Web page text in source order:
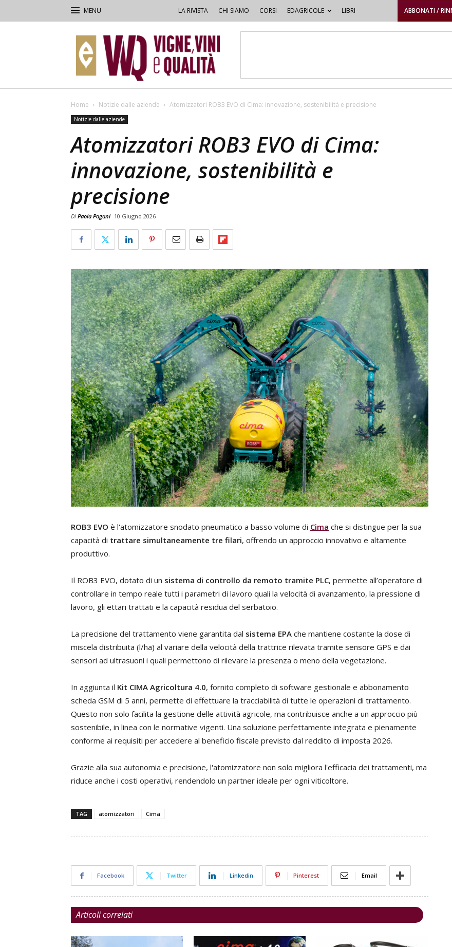
LA RIVISTA CHI SIAMO CORSI EDAGRICOLE LIBRI ABBONATI /
–
Vigne,
Vini
&
Home Notizie dalle aziende Atomizzatori ROB3 EVO di Cima: innovazione, sostenibilità e precisione
Notizie dalle aziende
Atomizzatori ROB3 EVO di Cima:
innovazione, sostenibilità e
precisione
Di Paola Pagani 10 Giugno 2026
ROB3 EVO è l'atomizzatore snodato pneumatico a basso volume di Cima che si distingue per la sua
capacità di trattare simultaneamente tre filari, offrendo un approccio innovativo e altamente
produttivo.
Il ROB3 EVO, dotato di un sistema di controllo da remoto tramite PLC, permette all’operatore di
controllare in tempo reale tutti i parametri di lavoro quali la velocità di avanzamento, la pressione di
lavoro, gli ettari trattati e la capacità residua del serbatoio.
La precisione del trattamento viene garantita dal sistema EPA che mantiene costante la dose di
miscela distribuita (l/ha) al variare della velocità della trattrice rilevata tramite sensore GPS e dai
sensori ad ultrasuoni i quali permettono di rilevare la presenza o meno della vegetazione.
In aggiunta il Kit CIMA Agricoltura 4.0, fornito completo di software gestionale e abbonamento
scheda GSM di 5 anni, permette di effettuare la tracciabilità di tutte le operazioni di trattamento.
Questo non solo facilita la gestione delle attività agricole, ma contribuisce anche a un approccio più
sostenibile, in linea con le normative vigenti. Una soluzione perfettamente integrata e pienamente
conforme ai requisiti per accedere al beneficio fiscale previsto dal reddito di imposta 2026.
Grazie alla sua autonomia e precisione, l'atomizzatore non solo migliora l'efficacia dei trattamenti, ma
riduce anche i costi operativi, rendendolo un partner ideale per ogni viticoltore.
TAG atomizzatori Cima
Facebook Twitter Linkedin Pinterest Email
Articoli correlati